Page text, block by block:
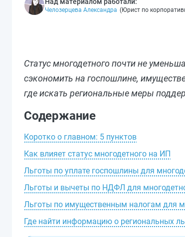
Челозерцева Александра (Юрист по
Статус многодетного почти не
сэкономить на госпошлине,
где искать региональные меры
Содержание
Коротко о главном: 5 пунктов
Как влияет статус многодетного на ИП
Льготы по уплате госпошлины для
Льготы и вычеты по НДФЛ для
Льготы по имущественным налогам для
Где найти информацию о региональных